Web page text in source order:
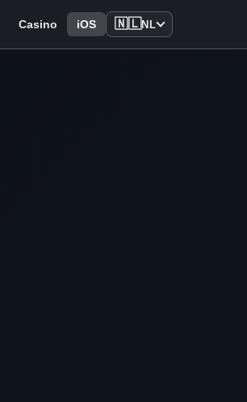
Casino iOS 🇳🇱NL